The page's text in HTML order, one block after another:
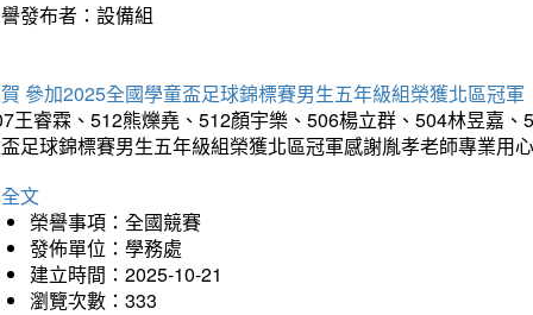
發布者：設備組
參加2025全國學童盃足球錦標賽男生五年級組榮獲北區冠軍
王睿霖、512熊爍堯、512顏宇樂、506楊立群、504林昱嘉
足球錦標賽男生五年級組榮獲北區冠軍感謝胤孝老師專業用
文
榮譽事項：全國競賽
發佈單位：學務處
建立時間：2025-10-21
瀏覽次數：333